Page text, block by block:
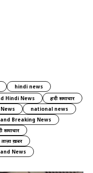
hindi news
Hindi News
हिंदी समाचार
national news
Breaking News
समाचार
ख़बर
News